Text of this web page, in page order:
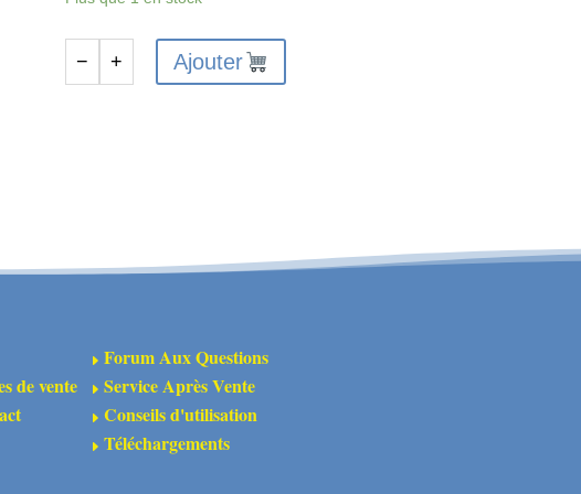
de
servo
SW1210SG
SAVOX
− + Ajouter
de vente
EForum Aux Questions
EService Après Vente
EConseils d'utilisation
ETéléchargements